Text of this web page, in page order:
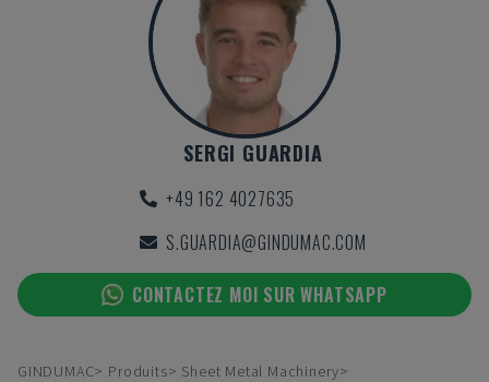
SERGI GUARDIA
+49 162 4027635
S.GUARDIA@GINDUMAC.COM
CONTACTEZ MOI SUR WHATSAPP
GINDUMAC Produits
Sheet Metal Machinery